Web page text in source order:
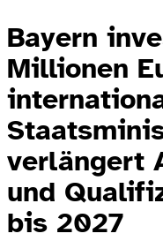
Bayern
Millionen
verlängert
und
bis 2027